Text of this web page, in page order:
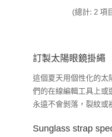
(總計: 2 項
訂製太陽眼鏡掛繩
這個夏天用個性化的太
們的在線編輯工具上或
永遠不會剝落，裂紋或
Sunglass strap